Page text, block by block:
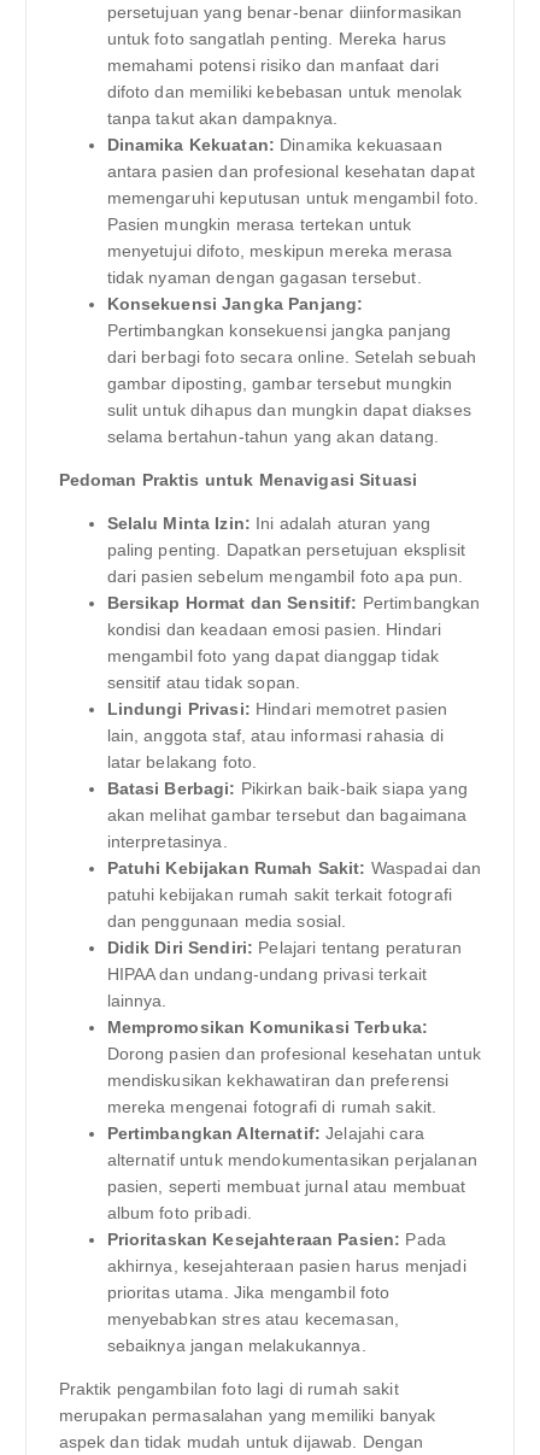
persetujuan yang benar-benar diinformasikan
untuk foto sangatlah penting. Mereka harus
memahami potensi risiko dan manfaat dari
difoto dan memiliki kebebasan untuk menolak
tanpa takut akan dampaknya.
Dinamika Kekuatan: Dinamika kekuasaan
antara pasien dan profesional kesehatan dapat
memengaruhi keputusan untuk mengambil foto.
Pasien mungkin merasa tertekan untuk
menyetujui difoto, meskipun mereka merasa
tidak nyaman dengan gagasan tersebut.
Konsekuensi Jangka Panjang:
Pertimbangkan konsekuensi jangka panjang
dari berbagi foto secara online. Setelah sebuah
gambar diposting, gambar tersebut mungkin
sulit untuk dihapus dan mungkin dapat diakses
selama bertahun-tahun yang akan datang.
Pedoman Praktis untuk Menavigasi Situasi
Selalu Minta Izin: Ini adalah aturan yang
paling penting. Dapatkan persetujuan eksplisit
dari pasien sebelum mengambil foto apa pun.
Bersikap Hormat dan Sensitif: Pertimbangkan
kondisi dan keadaan emosi pasien. Hindari
mengambil foto yang dapat dianggap tidak
sensitif atau tidak sopan.
Lindungi Privasi: Hindari memotret pasien
lain, anggota staf, atau informasi rahasia di
latar belakang foto.
Batasi Berbagi: Pikirkan baik-baik siapa yang
akan melihat gambar tersebut dan bagaimana
interpretasinya.
Patuhi Kebijakan Rumah Sakit: Waspadai dan
patuhi kebijakan rumah sakit terkait fotografi
dan penggunaan media sosial.
Didik Diri Sendiri: Pelajari tentang peraturan
HIPAA dan undang-undang privasi terkait
lainnya.
Mempromosikan Komunikasi Terbuka:
Dorong pasien dan profesional kesehatan untuk
mendiskusikan kekhawatiran dan preferensi
mereka mengenai fotografi di rumah sakit.
Pertimbangkan Alternatif: Jelajahi cara
alternatif untuk mendokumentasikan perjalanan
pasien, seperti membuat jurnal atau membuat
album foto pribadi.
Prioritaskan Kesejahteraan Pasien: Pada
akhirnya, kesejahteraan pasien harus menjadi
prioritas utama. Jika mengambil foto
menyebabkan stres atau kecemasan,
sebaiknya jangan melakukannya.
Praktik pengambilan foto lagi di rumah sakit
merupakan permasalahan yang memiliki banyak
aspek dan tidak mudah untuk dijawab. Dengan